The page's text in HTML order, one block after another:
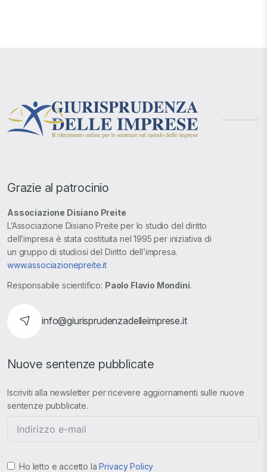
Grazie al patrocinio
Associazione Disiano Preite
L’Associazione Disiano Preite per lo studio del diritto
dell’impresa è stata costituita nel 1995 per iniziativa di
un gruppo di studiosi del Diritto dell’impresa.
www.associazionepreite.it
Responsabile scientifico: Paolo Flavio Mondini.
info@giurisprudenzadelleimprese.it
Nuove sentenze pubblicate
Iscriviti alla newsletter per ricevere aggiornamenti sulle nuove
sentenze pubblicate.
Ho letto e accetto laPrivacy Policy